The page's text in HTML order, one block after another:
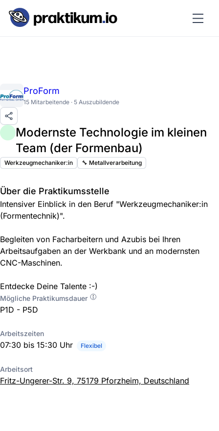
ProForm
15 Mitarbeitende · 5 Auszubildende
Modernste Technologie im kleinen
Team (der Formenbau)
Werkzeugmechaniker:in 🔧 Metallverarbeitung
Über die Praktikumsstelle
Intensiver Einblick in den Beruf "Werkzeugmechaniker:in
(Formentechnik)".
Begleiten von Facharbeitern und Azubis bei Ihren
Arbeitsaufgaben an der Werkbank und an modernsten
CNC-Maschinen.
Entdecke Deine Talente :-)
Mögliche Praktikumsdauer
P1D - P5D
Arbeitszeiten
07:30 bis 15:30 Uhr Flexibel
Arbeitsort
Fritz-Ungerer-Str. 9, 75179 Pforzheim, Deutschland